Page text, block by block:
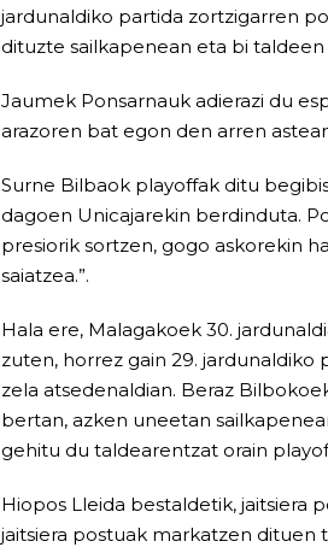
jardunaldiko partida zortzigarren
dituzte sailkapenean eta bi
Jaumek Ponsarnauk adierazi du
arazoren bat egon den arren
Surne Bilbaok playoffak ditu
dagoen Unicajarekin berdinduta.
presiorik sortzen, gogo askorekin
saiatzea.”.
Hala ere, Malagakoek 30.
zuten, horrez gain 29.
zela atsedenaldian. Beraz
bertan, azken uneetan
gehitu du taldearentzat orain
Hiopos Lleida bestaldetik, jaitsiera
jaitsiera postuak markatzen dituen